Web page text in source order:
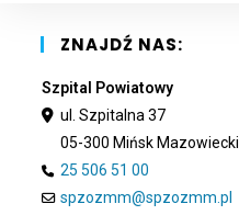
ZNAJDŹ NAS:
Szpital Powiatowy
ul. Szpitalna 37
05-300 Mińsk Mazowiecki
25 506 51 00
spzozmm@spzozmm.pl